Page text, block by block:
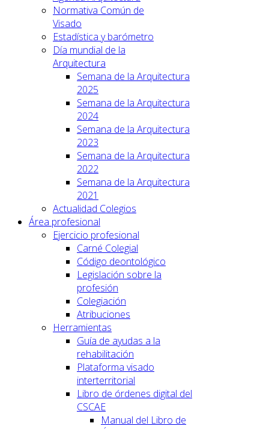
Normativa Común de
Visado
Estadística y barómetro
Día mundial de la
Arquitectura
Semana de la Arquitectura
2025
Semana de la Arquitectura
2024
Semana de la Arquitectura
2023
Semana de la Arquitectura
2022
Semana de la Arquitectura
2021
Actualidad Colegios
Área profesional
Ejercicio profesional
Carné Colegial
Código deontológico
Legislación sobre la
profesión
Colegiación
Atribuciones
Herramientas
Guía de ayudas a la
rehabilitación
Plataforma visado
interterritorial
Libro de órdenes digital del
CSCAE
Manual del Libro de